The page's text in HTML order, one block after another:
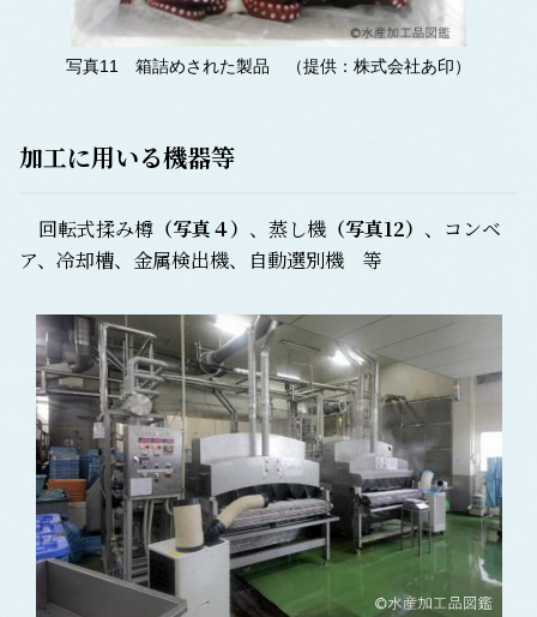
写真11 箱詰めされた製品 （提供：株式会社あ印）
加工に用いる機器等
回転式揉み樽 （写真４） 、蒸し機 （写真12） 、コンベ
ア、冷却槽、金属検出機、自動選別機 等